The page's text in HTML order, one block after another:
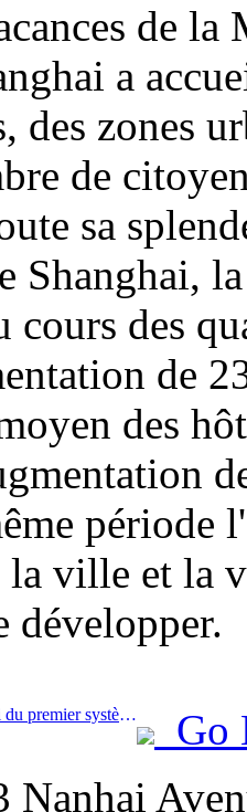
de
a
des zones
de
sa
Shanghai,
cours des
de
des
période
ville et la
développer.
Prev:Lancement à Shanghai du premier système de consommation culturelle et touristique en libre-service pour les touristes étrangers en Chine
Go
Nanhai